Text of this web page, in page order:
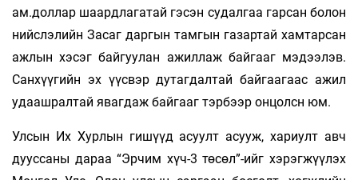
ам.доллар шаардлагатай гэсэн судалгаа гарсан болон
нийслэлийн Засаг даргын тамгын газартай хамтарсан
ажлын хэсэг байгуулан ажиллаж байгааг мэдээлэв.
Санхүүгийн эх үүсвэр дутагдалтай байгаагаас ажил
удаашралтай явагдаж байгааг тэрбээр онцолсн юм.
Улсын Их Хурлын гишүүд асуулт асууж, хариулт авч
дууссаны дараа “Эрчим хүч-3 төсөл”-ийг хэрэгжүүлэх